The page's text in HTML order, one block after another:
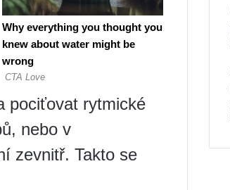
pociťovat rytmické
nebo v
zevnitř. Takto se